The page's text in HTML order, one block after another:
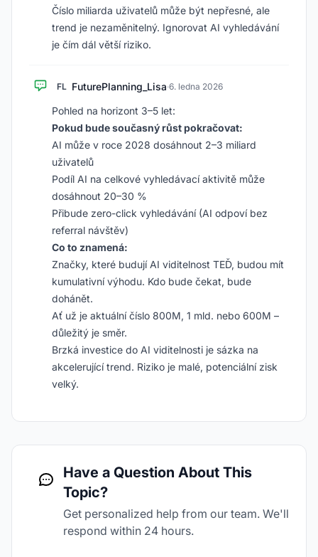
Číslo miliarda uživatelů může být nepřesné, ale
trend je nezaměnitelný. Ignorovat AI vyhledávání
je čím dál větší riziko.
FL FuturePlanning_Lisa·6. ledna 2026
Pohled na horizont 3–5 let:
Pokud bude současný růst pokračovat:
AI může v roce 2028 dosáhnout 2–3 miliard
uživatelů
Podíl AI na celkové vyhledávací aktivitě může
dosáhnout 20–30 %
Přibude zero-click vyhledávání (AI odpoví bez
referral návštěv)
Co to znamená:
Značky, které budují AI viditelnost TEĎ, budou mít
kumulativní výhodu. Kdo bude čekat, bude
dohánět.
Ať už je aktuální číslo 800M, 1 mld. nebo 600M –
důležitý je směr.
Brzká investice do AI viditelnosti je sázka na
akcelerující trend. Riziko je malé, potenciální zisk
velký.
Have a Question About This
Topic?
Get personalized help from our team. We'll
respond within 24 hours.